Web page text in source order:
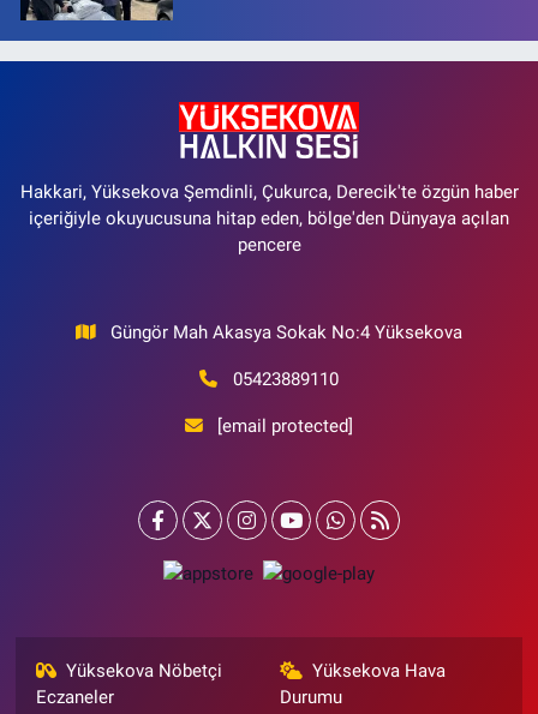
Hakkari, Yüksekova Şemdinli, Çukurca, Derecik'te özgün haber
içeriğiyle okuyucusuna hitap eden, bölge'den Dünyaya açılan
pencere
Güngör Mah Akasya Sokak No:4 Yüksekova
05423889110
[email protected]
Yüksekova Nöbetçi
Eczaneler
Yüksekova Hava
Durumu